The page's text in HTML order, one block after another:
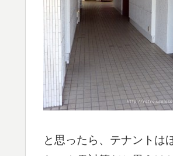
と思ったら、テナントは